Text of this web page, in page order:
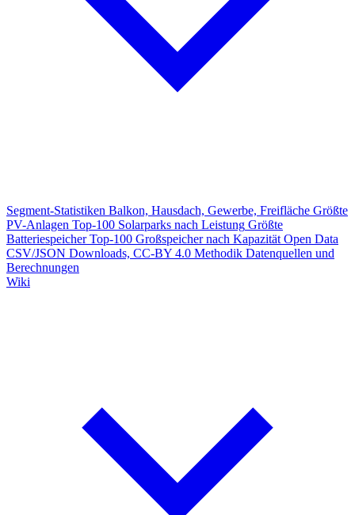
Segment-Statistiken Balkon, Hausdach, Gewerbe, Freifläche Größte
PV-Anlagen Top-100 Solarparks nach Leistung Größte
Batteriespeicher Top-100 Großspeicher nach Kapazität Open Data
CSV/JSON Downloads, CC-BY 4.0 Methodik Datenquellen und
Berechnungen
Wiki